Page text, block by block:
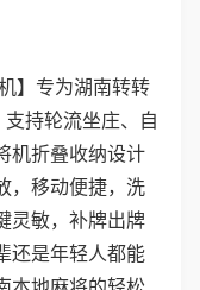
】专为湖南转转
持轮流坐庄、自
机折叠收纳设计
，移动便捷，洗
灵敏，补牌出牌
还是年轻人都能